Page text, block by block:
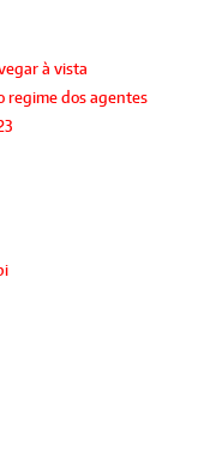
à vista
regime dos agentes